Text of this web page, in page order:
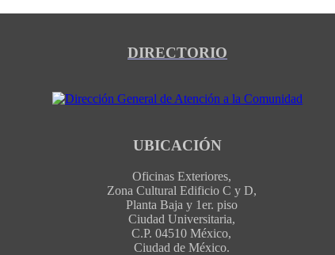
DIRECTORIO
UBICACIÓN
Oficinas Exteriores,
Zona Cultural Edificio C y D,
Planta Baja y 1er. piso
Ciudad Universitaria,
C.P. 04510 México,
Ciudad de México.